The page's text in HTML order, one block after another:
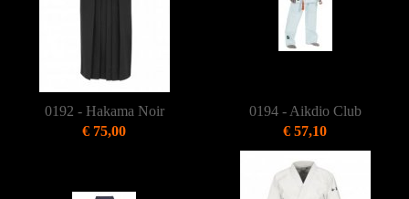
0192 - Hakama Noir
€ 75,00
0194 - Aikdio Club
€ 57,10